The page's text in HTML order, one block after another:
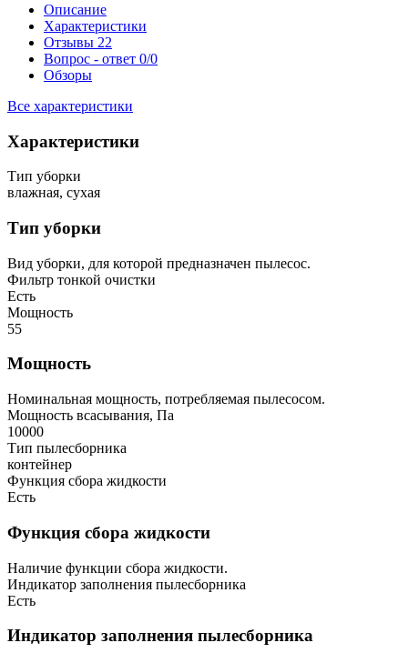
Описание
Характеристики
Отзывы 22
Вопрос - ответ 0/0
Обзоры
Все характеристики
Характеристики
Тип уборки
влажная, сухая
Тип уборки
Вид уборки, для которой предназначен пылесос.
Фильтр тонкой очистки
Есть
Мощность
55
Мощность
Номинальная мощность, потребляемая пылесосом.
Мощность всасывания, Па
10000
Тип пылесборника
контейнер
Функция сбора жидкости
Есть
Функция сбора жидкости
Наличие функции сбора жидкости.
Индикатор заполнения пылесборника
Есть
Индикатор заполнения пылесборника